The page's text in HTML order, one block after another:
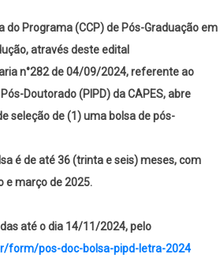
do Programa (CCP) de Pós-Graduação em
através deste edital
n°282 de 04/09/2024, referente ao
Doutorado (PIPD) da CAPES, abre
seleção de(1) uma bolsade pós-
é de até 36 (trinta e seis) meses, com
e março de 2025.
até o dia 14/11/2024, pelo
form/pos-doc-bolsa-pipd-letra-2024